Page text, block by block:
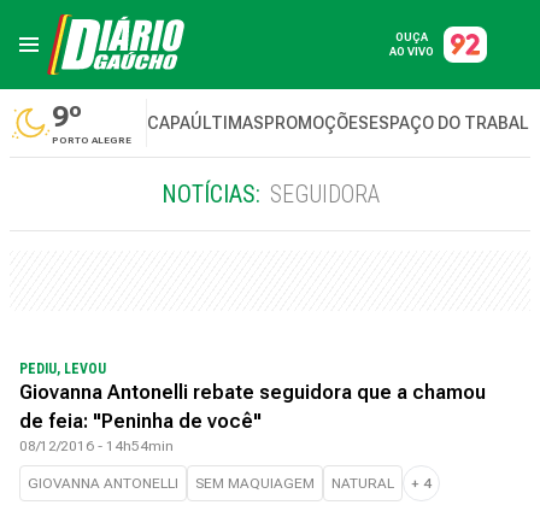
OUÇA
AO VIVO
9º
PORTO ALEGRE
CAPAÚLTIMASPROMOÇÕESESPAÇO DO
NOTÍCIAS: SEGUIDORA
PEDIU, LEVOU
Giovanna Antonelli rebate seguidora que a chamou
de feia: "Peninha de você"
08/12/2016 - 14h54min
GIOVANNA ANTONELLI SEM MAQUIAGEM NATURAL + 4